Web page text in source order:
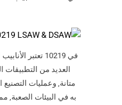
العديد من التطبيقات
متانة, وعمليات التصنيع
به في البيئات الصعبة, مما